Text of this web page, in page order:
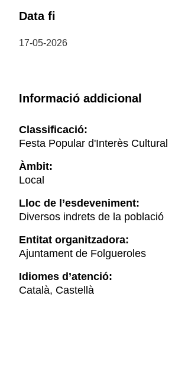
Data fi
17-05-2026
Informació addicional
Classificació:
Festa Popular d'Interès Cultural
Àmbit:
Local
Lloc de l’esdeveniment:
Diversos indrets de la població
Entitat organitzadora:
Ajuntament de Folgueroles
Idiomes d’atenció:
Català, Castellà